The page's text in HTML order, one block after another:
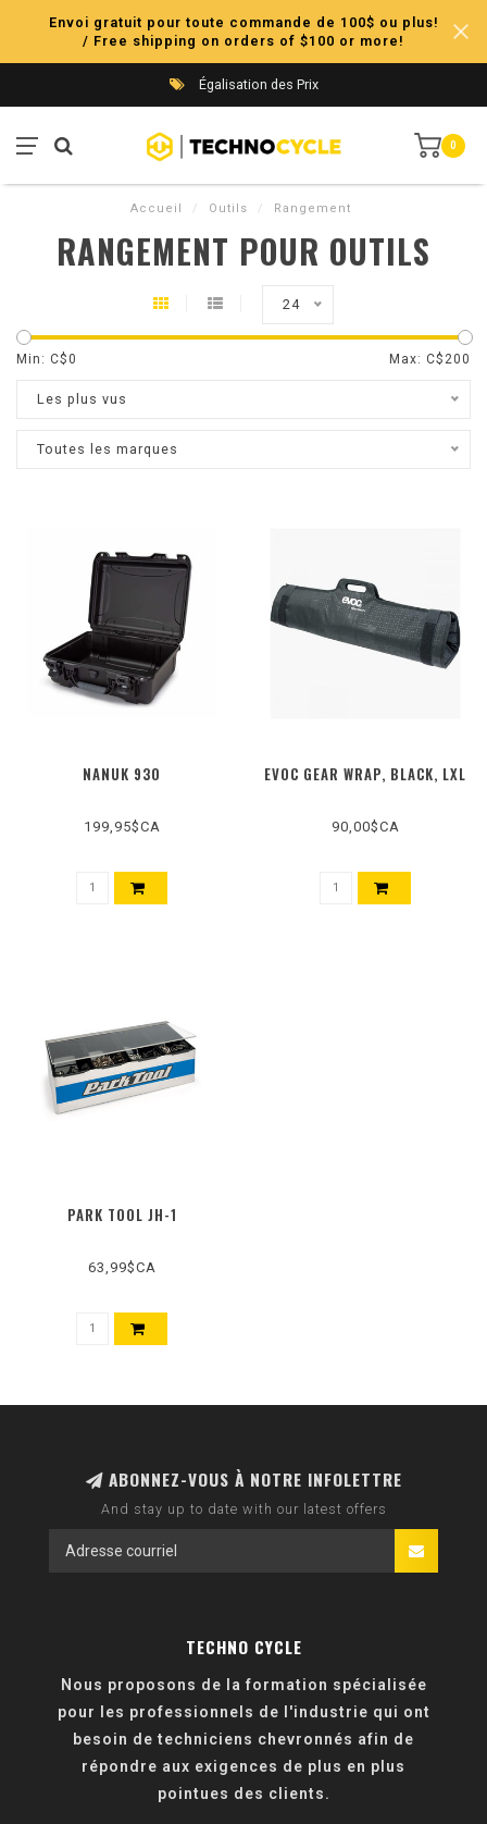
Envoi gratuit pour toute commande de 100$ ou plus!
/ Free shipping on orders of $100 or more!
Égalisation des Prix
0
Accueil / Outils / Rangement
RANGEMENT POUR OUTILS
24
Min: C$0 Max: C$ 200
Les plus vus
Toutes les marques
NANUK 930
199,95$CA
EVOC GEAR WRAP, BLACK, LXL
90,00$CA
PARK TOOL JH-1
63,99$CA
ABONNEZ-VOUS À NOTRE INFOLETTRE
And stay up to date with our latest offers
TECHNO CYCLE
Nous proposons de la formation spécialisée
pour les professionnels de l'industrie qui ont
besoin de techniciens chevronnés afin de
répondre aux exigences de plus en plus
pointues des clients.